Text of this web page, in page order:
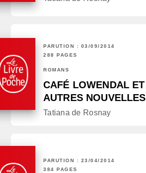
PARUTION : 03/09/2014
288 PAGES
ROMANS
CAFÉ LOWENDAL ET
AUTRES NOUVELLES
Tatiana de Rosnay
PARUTION : 23/04/2014
384 PAGES